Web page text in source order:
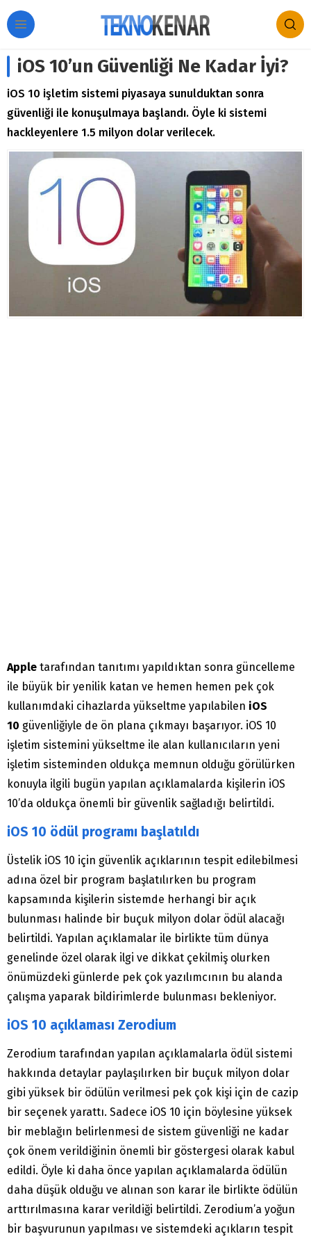
iOS 10’un Güvenliği Ne Kadar İyi?
iOS 10 işletim sistemi piyasaya sunulduktan sonra
güvenliği ile konuşulmaya başlandı. Öyle ki sistemi
hackleyenlere 1.5 milyon dolar verilecek.
Apple tarafından tanıtımı yapıldıktan sonra güncelleme
ile büyük bir yenilik katan ve hemen hemen pek çok
kullanımdaki cihazlarda yükseltme yapılabilen iOS
10 güvenliğiyle de ön plana çıkmayı başarıyor. iOS 10
işletim sistemini yükseltme ile alan kullanıcıların yeni
işletim sisteminden oldukça memnun olduğu görülürken
konuyla ilgili bugün yapılan açıklamalarda kişilerin iOS
10’da oldukça önemli bir güvenlik sağladığı belirtildi.
iOS 10 ödül programı başlatıldı
Üstelik iOS 10 için güvenlik açıklarının tespit edilebilmesi
adına özel bir program başlatılırken bu program
kapsamında kişilerin sistemde herhangi bir açık
bulunması halinde bir buçuk milyon dolar ödül alacağı
belirtildi. Yapılan açıklamalar ile birlikte tüm dünya
genelinde özel olarak ilgi ve dikkat çekilmiş olurken
önümüzdeki günlerde pek çok yazılımcının bu alanda
çalışma yaparak bildirimlerde bulunması bekleniyor.
iOS 10 açıklaması Zerodium
Zerodium tarafından yapılan açıklamalarla ödül sistemi
hakkında detaylar paylaşılırken bir buçuk milyon dolar
gibi yüksek bir ödülün verilmesi pek çok kişi için de cazip
bir seçenek yarattı. Sadece iOS 10 için böylesine yüksek
bir meblağın belirlenmesi de sistem güvenliği ne kadar
çok önem verildiğinin önemli bir göstergesi olarak kabul
edildi. Öyle ki daha önce yapılan açıklamalarda ödülün
daha düşük olduğu ve alınan son karar ile birlikte ödülün
arttırılmasına karar verildiği belirtildi. Zerodium’a yoğun
bir başvurunun yapılması ve sistemdeki açıkların tespit